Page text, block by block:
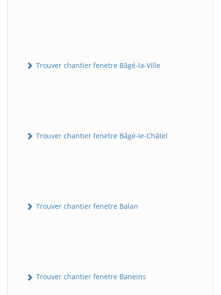
Trouver chantier fenetre Bâgé-la-Ville
Trouver chantier fenetre Bâgé-le-Châtel
Trouver chantier fenetre Balan
Trouver chantier fenetre Baneins